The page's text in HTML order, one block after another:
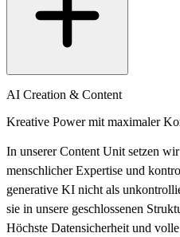
AI Creation & Content
Kreative Power mit maximaler
In unserer Content Unit setzen
menschlicher Expertise und
generative KI nicht als
sie in unsere geschlossenen
Höchste Datensicherheit und